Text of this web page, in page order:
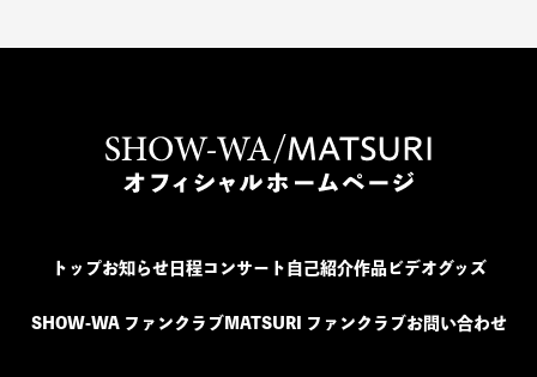
トップお知らせ日程コンサート 自己紹介作品ビデオグッズ
SHOW-WA ファンクラブ MATSURI ファンクラブ お問い合わせ